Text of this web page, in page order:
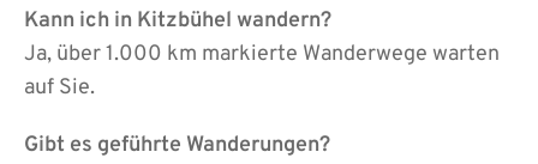
Kann ich in Kitzbühel wandern?
Ja, über 1.000 km markierte Wanderwege warten
auf Sie.
Gibt es geführte Wanderungen?